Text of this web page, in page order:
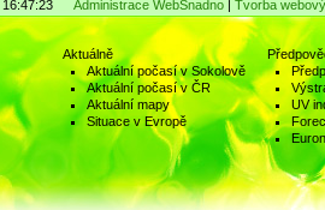
Administrace WebSnadno| Tvorba
Aktuálně
Aktuální počasí v Sokolově
Aktuální počasí v ČR
Aktuální mapy
Situace v Evropě
UV